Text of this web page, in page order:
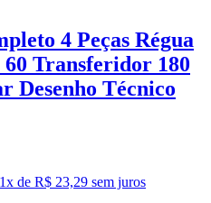
4 Peças Régua
60 Transferidor 180
Desenho Técnico
1x de R$ 23,29 sem juros